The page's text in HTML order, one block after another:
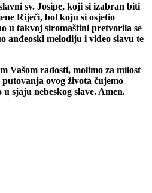
sv. Josipe, koji si izabran biti
Riječi, bol koju si osjetio
u takvoj siromaštini pretvorila se
anđeoski melodiju i video slavu te
Vašom radosti, molimo za milost
ovog života čujemo
sjaju nebeskog slave. Amen.